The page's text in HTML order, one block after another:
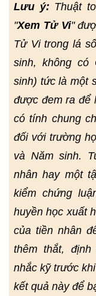
Lưu ý: Thuật
"Xem Tử Vi"
Tử Vi trong lá
sinh, không có
sinh) tức là một
được đem ra để
có tính chung
đối với trường
và Năm sinh.
nhân hay một
kiểm chứng
huyền học xuất
của tiền nhân
thêm thắt,
nhắc kỹ trước
kết quả này để